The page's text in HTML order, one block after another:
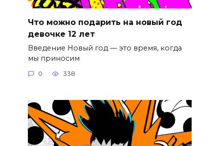
Что можно подарить на новый год
девочке 12 лет
Введение Новый год — это время, когда
мы приносим
0 338